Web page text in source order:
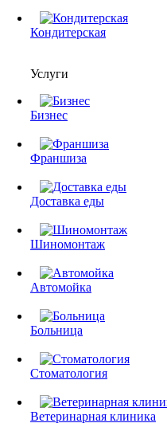
Кондитерская
Услуги
Бизнес
Франшиза
Доставка еды
Шиномонтаж
Автомойка
Больница
Стоматология
Ветеринарная клиника